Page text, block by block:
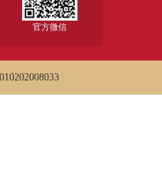
官方微信